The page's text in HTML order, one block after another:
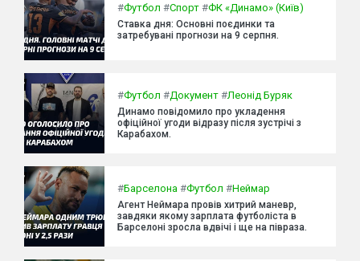
#Футбол #Спорт #ФК «Динамо» (Київ)
Ставка дня: Основні поєдинки та
затребувані прогнози на 9 серпня.
#Футбол #Документ #Леонід Буряк
Динамо повідомило про укладення
офіційної угоди відразу після зустрічі з
Карабахом.
#Барселона #Футбол #Неймар
Агент Неймара провів хитрий маневр,
завдяки якому зарплата футболіста в
Барселоні зросла вдвічі і ще на півраза.